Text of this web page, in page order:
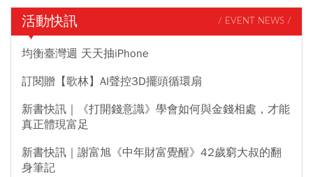
活動快訊 / EVENT NEWS /
均衡臺灣週 天天抽iPhone
訂閱贈【歌林】AI聲控3D擺頭循環扇
新書快訊｜《打開錢意識》學會如何與金錢相處，才能
真正體現富足
新書快訊｜謝富旭《中年財富覺醒》42歲窮大叔的翻
身筆記